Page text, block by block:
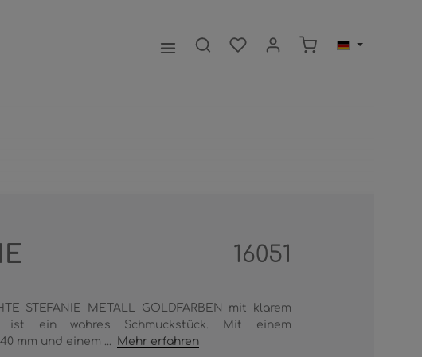
16051
STEFANIE METALL GOLDFARBEN mit klarem
ist ein wahres Schmuckstück. Mit einem
mm und einem ...
Mehr erfahren